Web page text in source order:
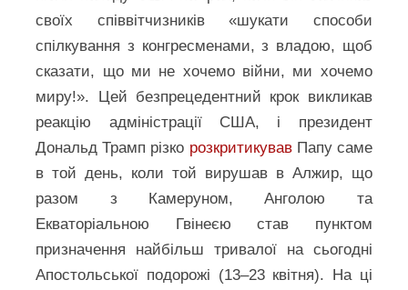
своїх співвітчизників «шукати способи
спілкування з конгресменами, з владою, щоб
сказати, що ми не хочемо війни, ми хочемо
миру!». Цей безпрецедентний крок викликав
реакцію адміністрації США, і президент
Дональд Трамп різко розкритикувавПапу саме
в той день, коли той вирушав в Алжир, що
разом з Камеруном, Анголою та
Екваторіальною Гвінеєю став пунктом
призначення найбільш тривалої на сьогодні
Апостольської подорожі (13–23 квітня). На ці